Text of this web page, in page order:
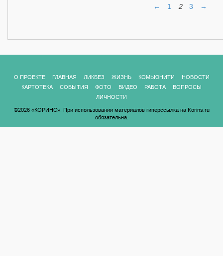
← 1 2 3 →
О ПРОЕКТЕ ГЛАВНАЯ ЛИКБЕЗ ЖИЗНЬ КОМЬЮНИТИ
НОВОСТИ
КАРТОТЕКА
СОБЫТИЯ ФОТО ВИДЕО РАБОТА
ВОПРОСЫ
ЛИЧНОСТИ
©2026 «КОРИНС». При использовании материалов гиперссылка на Korins.ru
обязательна.